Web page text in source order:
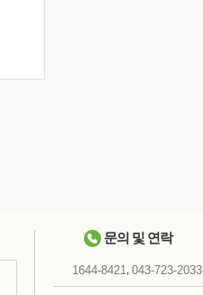
문의 및 연락
1644-8421, 043-723-2033